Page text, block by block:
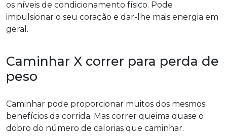
os níveis de condicionamento físico. Pode
impulsionar o seu coração e dar-lhe mais energia em
geral.
Caminhar X correr para perda de
peso
Caminhar pode proporcionar muitos dos mesmos
benefícios da corrida. Mas correr queima quase o
dobro do número de calorias que caminhar.